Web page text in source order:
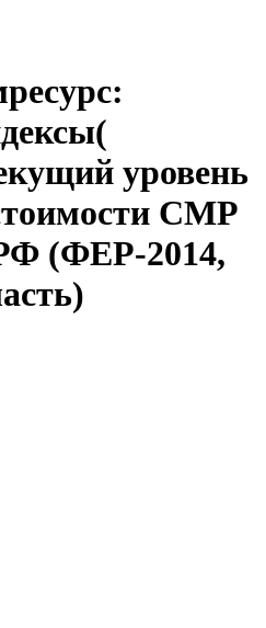
уровень
СМР
(ФЕР-2014,